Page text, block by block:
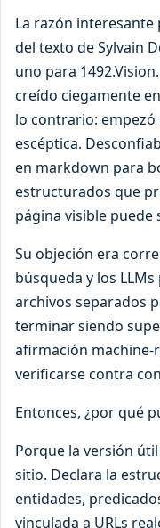
La razón
del texto de Sylvain
uno para
creído ciegamente
lo contrario:
escéptica.
en markdown para
estructurados que
página visible puede
Su objeción era
búsqueda y los
archivos separados
terminar siendo
afirmación
verificarse contra
Entonces, ¿por qué
Porque la versión
sitio. Declara la
entidades,
vinculada a URLs